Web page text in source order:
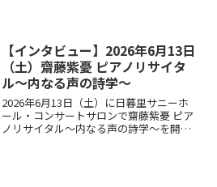
【インタビュー】2026年6月13日
（土）齋藤紫憂 ピアノリサイタ
ル～内なる声の詩学～
2026年6月13日（土）に日暮里サニーホ
ール・コンサートサロンで齋藤紫憂 ピア
ノリサイタル～内なる声の詩学～を開催